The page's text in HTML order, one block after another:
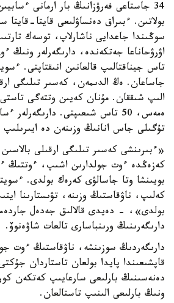
34 جاستاعى فەرۋزانىڭ بار ارمانى
بولاتىن. ءبىراق دەنساۋلىعى قايتا-قايتا
سوڭىندا جاعدايى ناشارلاپ، توسەك
اۋرۋحاناعا جەتكەندە، دارىگەرلەر ونىڭ
تاس جيناقتالىپ قالعانىن انىقتاپتى.
جاساعان. ەڭ الدىمەن، كەسىر تىلىگى
الىپ شىققان. مۇنان كەيىن وتتەگى تاستى
ەمەس، 50 تاس شىعىپتى.
تۇگىلى جاس انانىڭ وزىنەن دە
«ءبىرىنشى كەسىر تىلىگى ارقىلى
كەزەڭدە ءوت جولدارىن اشىپ، ءوتتىڭ
بويىنشا وتا جاسالۋى كەرەك بولدى.
كەلىپ، ناۋقاستىڭ وزىنە، تۋىستارىنا
بولدى»، - دەيدى قالالىق جەدەل
دارىگەرىنىڭ ورىنباسارى تالعات شاۋەنوۆ.
دارىگەردىڭ سوزىنشە، ناۋقاستىڭ ءوت
قاپشىعىندا پايدا بولعان تاستاردان
دەنەسىنىڭ بارلىعى سارعايىپ كەتكەن
ونىڭ بارلىعى الىنىپ تاستالعان.